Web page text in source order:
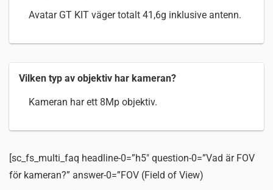
Avatar GT KIT väger totalt 41,6g inklusive antenn.
Vilken typ av objektiv har kameran?
Kameran har ett 8Mp objektiv.
[sc_fs_multi_faq headline-0=”h5″ question-0=”Vad är FOV
för kameran?” answer-0=”FOV (Field of View)